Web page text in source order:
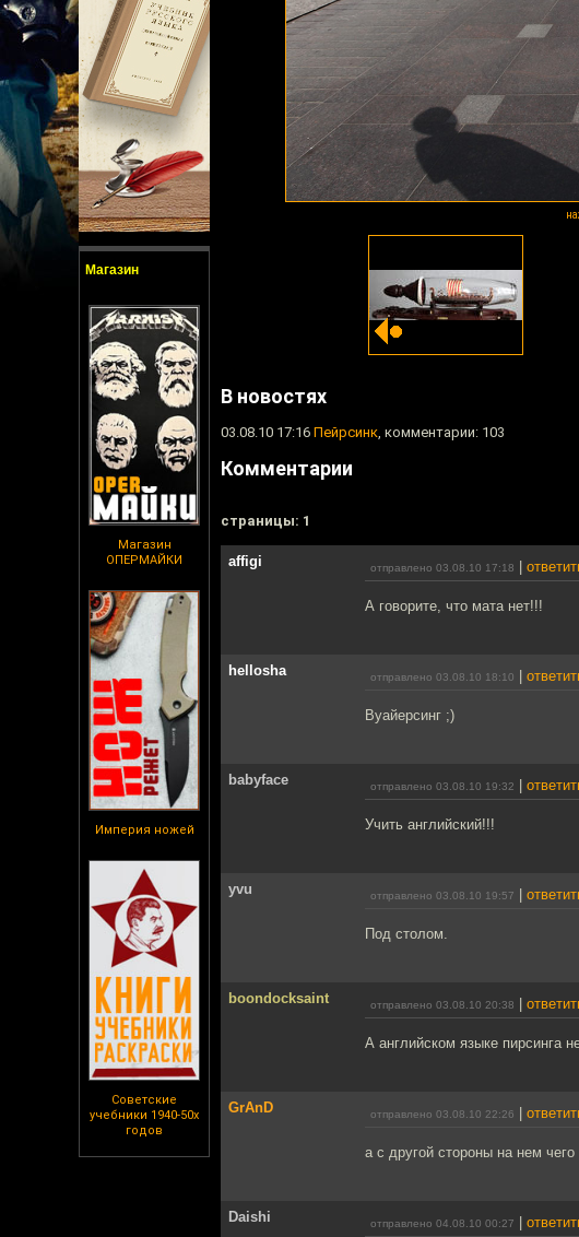
Магазин
Магазин
ОПЕРМАЙКИ
Империя ножей
Советские
учебники 1940-50х
годов
В новостях
03.08.10 17:16 Пейрсинк, комментарии: 103
Комментарии
cтраницы: 1
affigi отправлено 03.08.10 17:18
А говорите, что мата нет!!!
hellosha отправлено 03.08.10 18:10
Вуайерсинг ;)
babyface отправлено 03.08.10 19:32
Учить английский!!!
yvu отправлено 03.08.10 19:57
Под столом.
boondocksaint отправлено 03.08.10 20:38
А английском языке пирсинга
GrAnD отправлено 03.08.10 22:26
а с другой стороны на нем
Daishi отправлено 04.08.10 00:27